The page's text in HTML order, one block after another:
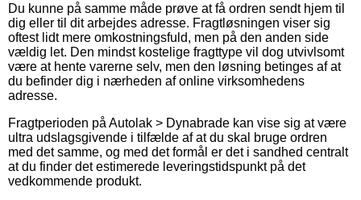
Du kunne på samme måde prøve at få ordren sendt hjem til
dig eller til dit arbejdes adresse. Fragtløsningen viser sig
oftest lidt mere omkostningsfuld, men på den anden side
vældig let. Den mindst kostelige fragttype vil dog utvivlsomt
være at hente varerne selv, men den løsning betinges af at
du befinder dig i nærheden af online virksomhedens
adresse.
Fragtperioden på Autolak > Dynabrade kan vise sig at være
ultra udslagsgivende i tilfælde af at du skal bruge ordren
med det samme, og med det formål er det i sandhed centralt
at du finder det estimerede leveringstidspunkt på det
vedkommende produkt.